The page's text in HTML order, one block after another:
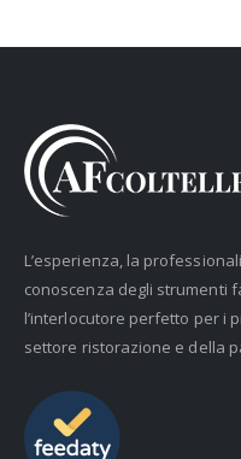
L’esperienza, la
conoscenza degli strumenti
l’interlocutore perfetto per i
settore ristorazione e della